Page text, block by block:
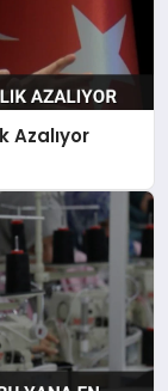
Azalıyor